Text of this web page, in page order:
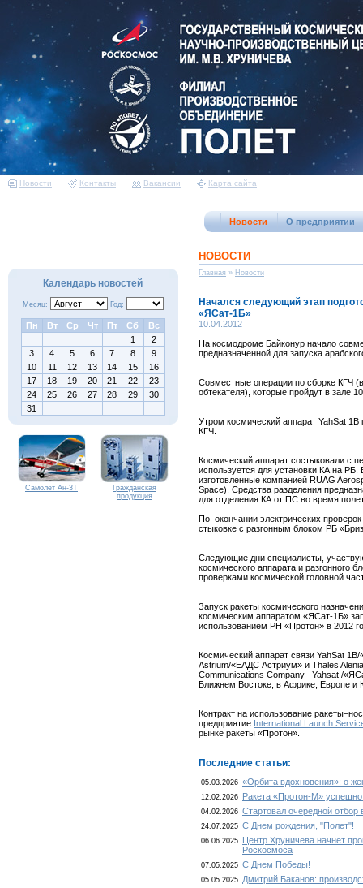
Новости Контакты Вакансии Карта сайта
Новости О предприятии
Календарь новостей
Месяц: Год:
Пн Вт Ср Чт Пт Сб
Вс
1
2
3
4 5 6 7 8
9
10
11 12 13 14 15
16
17
18 19 20 21 22
23
24
25 26 27 28 29
30
31
Самолёт Ан-3Т
Гражданская
продукция
НОВОСТИ
Главная » Новости
Начался следующий этап
«ЯCат-1Б»
10.04.2012
На космодроме Байконур начало
предназначенной для запуска
Совместные операции по сборке КГЧ
обтекателя), которые пройдут в зале
Утром космический аппарат YahSat
КГЧ.
Космический аппарат состыковали с
используется для установки КА на
изготовленные компанией RUAG
Space). Средства разделения
для отделения КА от ПС во время
По окончании электрических
стыковке с разгонным блоком РБ
Следующие дни специалисты,
космического аппарата и разгонного
проверками космической головной
Запуск ракеты космического
космическим аппаратом «ЯCат-1Б»
использованием РН «Протон» в 2012
Космический аппарат связи YahSat
Astrium/«ЕАДС Астриум» и Thales
Communications Company –Yahsat /
Ближнем Востоке, в Африке, Европе и
Контракт на использование
предприятие International Launch
рынке ракеты «Протон».
Последние статьи:
05.03.2026 «Орбита вдохновения»: о
12.02.2026 Ракета «Протон-М»
04.02.2026 Стартовал очередной отбор
24.07.2025 С Днем рождения, "Полет"!
06.06.2025 Центр Хруничева начнет
Роскосмоса
07.05.2025 С Днем Победы!
05.05.2025 Дмитрий Баканов: